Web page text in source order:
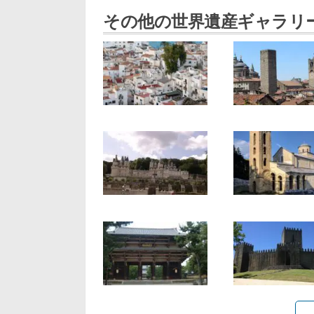
その他の世界遺産ギャラリ